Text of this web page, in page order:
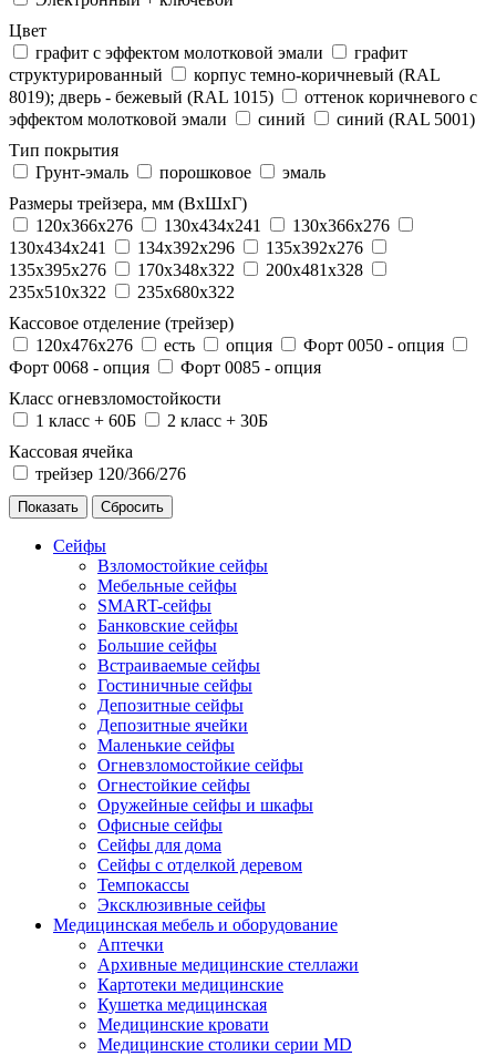
Цвет
графит с эффектом молотковой эмали
графит
структурированный
корпус темно-коричневый (RAL
8019); дверь - бежевый (RAL 1015)
оттенок коричневого с
эффектом молотковой эмали
синий
синий (RAL 5001)
Тип покрытия
Грунт-эмаль
порошковое
эмаль
Размеры трейзера, мм (ВхШхГ)
120x366x276
130x434x241
130х366х276
130х434х241
134x392x296
135x392x276
135x395x276
170x348x322
200x481x328
235x510x322
235x680x322
Кассовое отделение (трейзер)
120х476х276
есть опция
Форт 0050 - опция
Форт 0068 - опция
Форт 0085 - опция
Класс огневзломостойкости
1 класс + 60Б
2 класс + 30Б
Кассовая ячейка
трейзер 120/366/276
Сейфы
Взломостойкие сейфы
Мебельные сейфы
SMART-сейфы
Банковские сейфы
Большие сейфы
Встраиваемые сейфы
Гостиничные сейфы
Депозитные сейфы
Депозитные ячейки
Маленькие сейфы
Огневзломостойкие сейфы
Огнестойкие сейфы
Оружейные сейфы и шкафы
Офисные сейфы
Сейфы для дома
Сейфы с отделкой деревом
Темпокассы
Эксклюзивные сейфы
Медицинская мебель и оборудование
Аптечки
Архивные медицинские стеллажи
Картотеки медицинские
Кушетка медицинская
Медицинские кровати
Медицинские столики серии MD